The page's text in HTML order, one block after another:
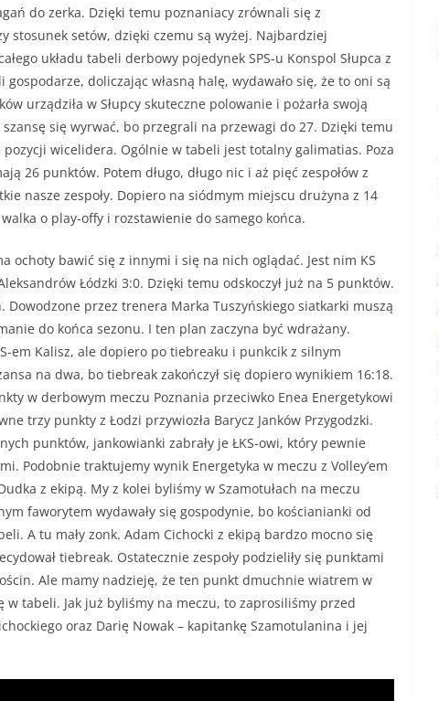
do zerka. Dzięki temu poznaniacy zrównali się z
stosunek setów, dzięki czemu są wyżej. Najbardziej
układu tabeli derbowy pojedynek SPS-u Konspol Słupca z
doliczając własną halę, wydawało się, że to oni są
urządziła w Słupcy skuteczne polowanie i pożarła swoją
się wyrwać, bo przegrali na przewagi do 27. Dzięki temu
wicelidera. Ogólnie w tabeli jest totalny galimatias. Poza
26 punktów. Potem długo, długo nic i aż pięć zespołów z
nasze zespoły. Dopiero na siódmym miejscu drużyna z 14
o play-offy i rozstawienie do samego końca.
ochoty bawić się z innymi i się na nich oglądać. Jest nim KS
Łódzki 3:0. Dzięki temu odskoczył już na 5 punktów.
Dowodzone przez trenera Marka Tuszyńskiego siatkarki muszą
do końca sezonu. I ten plan zaczyna być wdrażany.
em Kalisz, ale dopiero po tiebreaku i punkcik z silnym
na dwa, bo tiebreak zakończył się dopiero wynikiem 16:18.
w derbowym meczu Poznania przeciwko Enea Energetykowi
trzy punkty z Łodzi przywiozła Barycz Janków Przygodzki.
punktów, jankowianki zabrały je ŁKS-owi, który pewnie
Podobnie traktujemy wynik Energetyka w meczu z Volley’em
z ekipą. My z kolei byliśmy w Szamotułach na meczu
faworytem wydawały się gospodynie, bo kościanianki od
A tu mały zonk. Adam Cichocki z ekipą bardzo mocno się
tiebreak. Ostatecznie zespoły podzieliły się punktami
Ale mamy nadzieję, że ten punkt dmuchnie wiatrem w
w tabeli. Jak już byliśmy na meczu, to zaprosiliśmy przed
oraz Darię Nowak – kapitankę Szamotulanina i jej